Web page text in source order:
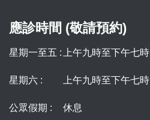
應診時間 (敬請預約)
星期一至五 : 上午九時至下午七時
星期六 : 上午九時至下午七時
公眾假期 : 休息